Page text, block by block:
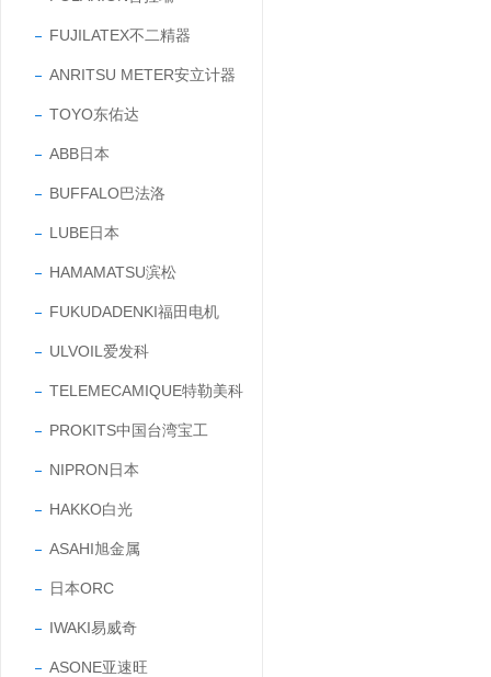
FUJILATEX不二精器
ANRITSU METER安立计器
TOYO东佑达
ABB日本
BUFFALO巴法洛
LUBE日本
HAMAMATSU滨松
FUKUDADENKI福田电机
ULVOIL爱发科
TELEMECAMIQUE特勒美科
PROKITS中国台湾宝工
NIPRON日本
HAKKO白光
ASAHI旭金属
日本ORC
IWAKI易威奇
ASONE亚速旺